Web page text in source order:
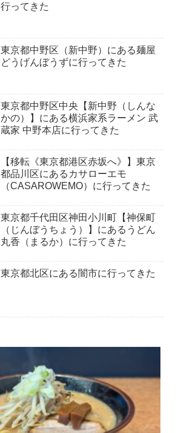
行ってきた
東京都中野区（新中野）にある麺屋
どうげんぼうずに行ってきた
東京都中野区中央【新中野（しんな
かの）】にある横浜家系ラーメン 武
蔵家 中野本店に行ってきた
【移転《東京都港区赤坂へ》】東京
都品川区にあるカサローエモ
（CASAROWEMO）に行ってきた
東京都千代田区神田小川町【神保町
（じんぼうちょう）】にあるうどん
丸香（まるか）に行ってきた
東京都北区にある闇市に行ってきた